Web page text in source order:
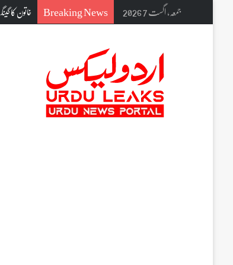
جمعہ, اگست 7 2026 Breaking News خاتون کا